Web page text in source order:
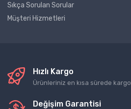
Sıkça Sorulan Sorular
Müşteri Hizmetleri
Hızlı Kargo
Ürünleriniz en kısa sürede
Değişim Garantisi